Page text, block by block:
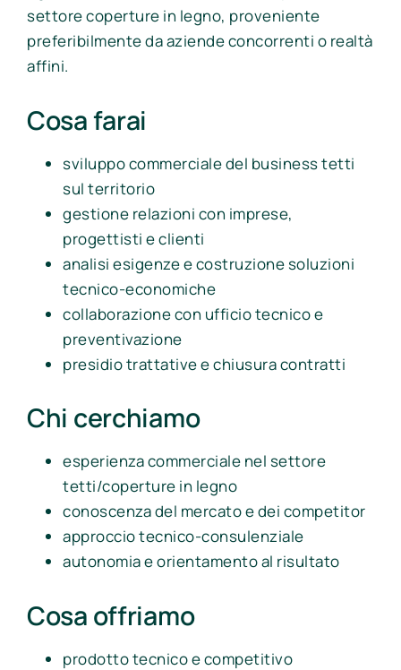
settore coperture in legno, proveniente
preferibilmente da aziende concorrenti o realtà
affini.
Cosa farai
sviluppo commerciale del business tetti
sul territorio
gestione relazioni con imprese,
progettisti e clienti
analisi esigenze e costruzione soluzioni
tecnico-economiche
collaborazione con ufficio tecnico e
preventivazione
presidio trattative e chiusura contratti
Chi cerchiamo
esperienza commerciale nel settore
tetti/coperture in legno
conoscenza del mercato e dei competitor
approccio tecnico-consulenziale
autonomia e orientamento al risultato
Cosa offriamo
prodotto tecnico e competitivo